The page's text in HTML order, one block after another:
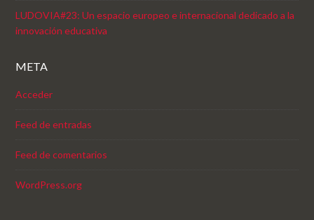
LUDOVIA#23: Un espacio europeo e internacional dedicado a la
innovación educativa
META
Acceder
Feed de entradas
Feed de comentarios
WordPress.org